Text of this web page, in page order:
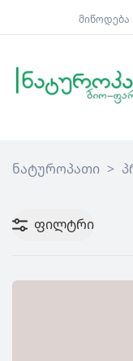
მიწოდება
ნატუროპათი >
ფილტრი